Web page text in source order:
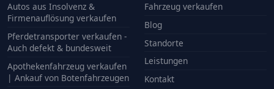
Autos aus Insolvenz &
Firmenauflösung verkaufen
Pferdetransporter verkaufen -
Auch defekt & bundesweit
Apothekenfahrzeug verkaufen
| Ankauf von Botenfahrzeugen
Fahrzeug verkaufen
Blog
Standorte
Leistungen
Kontakt